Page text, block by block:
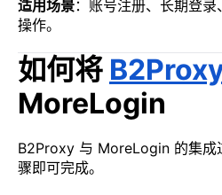
适用场景：账号注册、长期登
操作。
如何将
MoreLogin
B2Proxy 与 MoreLogin 的集成
骤即可完成。